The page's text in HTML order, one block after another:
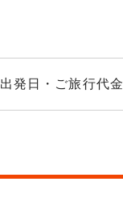
出発日・ご旅行代金